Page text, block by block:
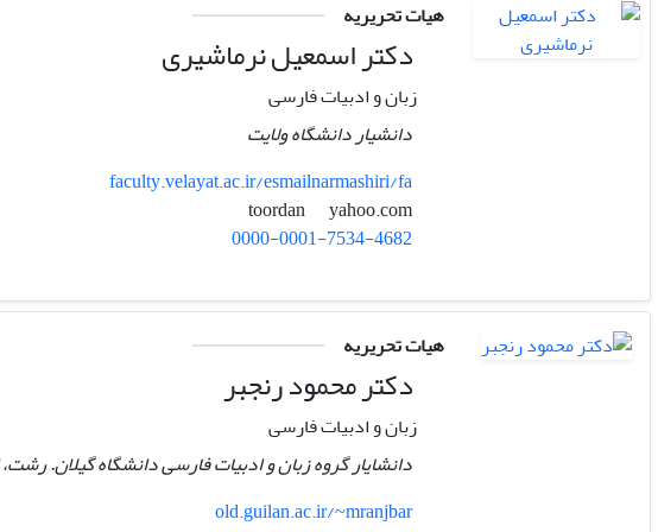
هیات تحریریه
دکتر اسمعیل نرماشیری
زبان و ادبیات فارسی
دانشیار دانشگاه ولایت
faculty.velayat.ac.ir/esmailnarmashiri/fa
yahoo.com
0000-0001-7534-4682
هیات تحریریه
دکتر محمود رنجبر
زبان و ادبیات فارسی
دانشایار گروه زبان و ادبیات فارسی دانشگاه گیلان. رشت،
old.guilan.ac.ir/~mranjbar